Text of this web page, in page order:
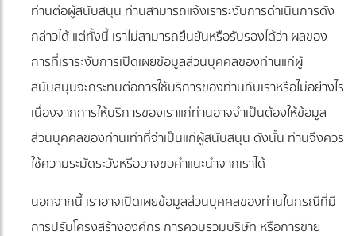
ท่านต่อผู้สนับสนุน ท่านสามารถแจ้งเราระงับการดำเนินการดัง
กล่าวได้ แต่ทั้งนี้ เราไม่สามารถยืนยันหรือรับรองได้ว่า ผลของ
การที่เราระงับการเปิดเผยข้อมูลส่วนบุคคลของท่านแก่ผู้
สนับสนุนจะกระทบต่อการใช้บริการของท่านกับเราหรือไม่อย่างไร
เนื่องจากการให้บริการของเราแก่ท่านอาจจำเป็นต้องให้ข้อมูล
ส่วนบุคคลของท่านเท่าที่จำเป็นแก่ผู้สนับสนุน ดังนั้น ท่านจึงควร
ใช้ความระมัดระวังหรืออาจขอคำแนะนำจากเราได้
นอกจากนี้ เราอาจเปิดเผยข้อมูลส่วนบุคคลของท่านในกรณีที่มี
การปรับโครงสร้างองค์กร การควบรวมบริษัท หรือการขาย